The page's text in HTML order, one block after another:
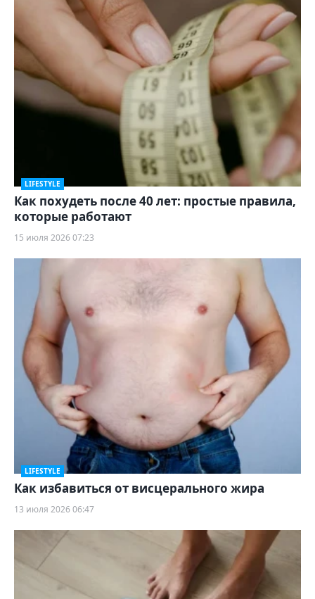
LIFESTYLE
Как похудеть после 40 лет: простые правила,
которые работают
15 июля 2026 07:23
LIFESTYLE
Как избавиться от висцерального жира
13 июля 2026 06:47